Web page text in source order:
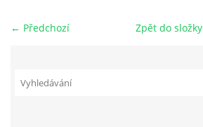
← Předchozí Zpět do složky